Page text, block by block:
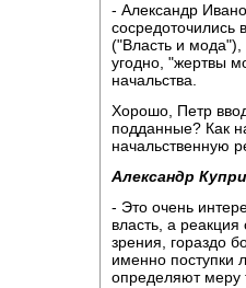
- Александр
сосредоточились
("Власть и мода"),
угодно, "жертвы
начальства.
Хорошо, Петр
подданные? Как
начальственную
Александр
- Это очень
власть, а
зрения, гораздо
именно поступки
определяют меру